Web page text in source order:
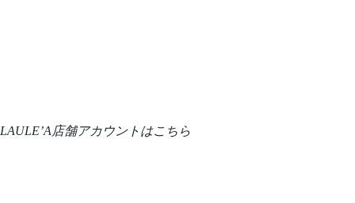
LAULE’A店舗アカウントはこちら